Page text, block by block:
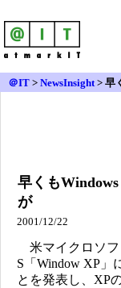
＠IT > NewsInsight> 早
早くも
が
2001/12/22
米マイクロソフ
S「Window XP」
とを発表し、XP